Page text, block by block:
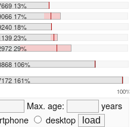
13%
17%
18%
23%
29%
106%
161%
100%
Max. age:
years
desktop